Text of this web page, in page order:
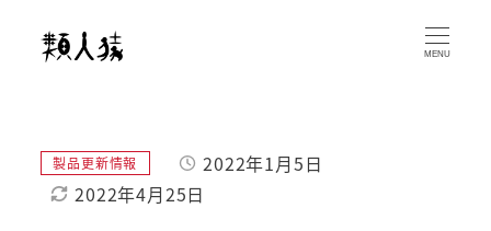
MENU
投稿日2022年1月5日
更新日2022年4月25日
カテゴリー
製品更新情報